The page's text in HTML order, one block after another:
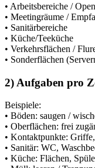
• Arbeitsbereiche /
• Meetingräume /
• Sanitärbereiche
• Küche/Teeküche
• Verkehrsflächen /
• Sonderflächen
2) Aufgaben pro
Beispiele:
• Böden: saugen /
• Oberflächen: frei
• Kontaktpunkte:
• Sanitär: WC,
• Küche: Flächen,